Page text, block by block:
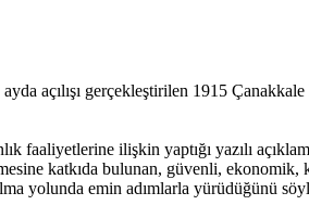
açılışı gerçekleştirilen 1915
faaliyetlerine ilişkin yaptığı yazılı
katkıda bulunan, güvenli, ekonomik,
yolunda emin adımlarla yürüdüğünü